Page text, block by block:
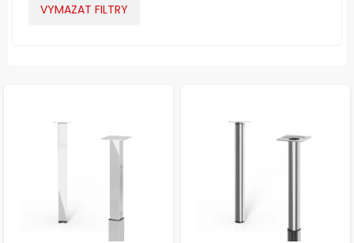
VYMAZAT FILTRY